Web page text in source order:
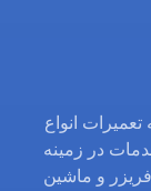
انواع
در زمینه
و ماشین